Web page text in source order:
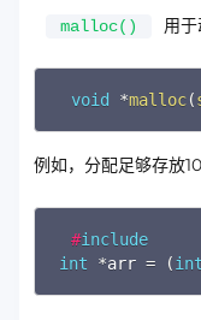
malloc() 用于
void *malloc(
例如，分配足够存放
#include
int
*arr = (int